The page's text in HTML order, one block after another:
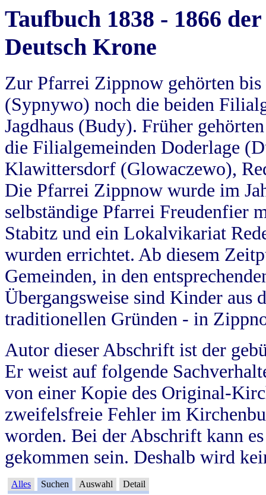
Taufbuch 1838 - 1866
Deutsch Krone
Zur Pfarrei Zippnow gehörten
(Sypnywo) noch die beiden
Jagdhaus (Budy). Früher
die Filialgemeinden Doderlage
Klawittersdorf (Glowaczewo),
Die Pfarrei Zippnow wurde im
selbständige Pfarrei Freudenfier
Stabitz und ein Lokalvikariat
wurden errichtet. Ab diesem
Gemeinden, in den
Übergangsweise sind Kinder aus
traditionellen Gründen - in
Autor dieser Abschrift ist der
Er weist auf folgende
von einer Kopie des Original-
zweifelsfreie Fehler im
worden. Bei der Abschrift kann
gekommen sein. Deshalb wird
Alles Suchen Auswahl Detail